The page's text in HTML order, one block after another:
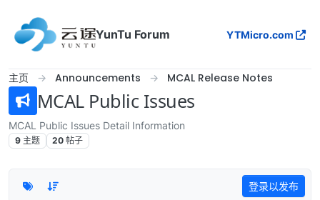
YunTu Forum
YTMicro.com
主页 Announcements MCAL Release Notes
MCAL Public Issues
MCAL Public Issues Detail Information
9 主题 20 帖子
登录以发布